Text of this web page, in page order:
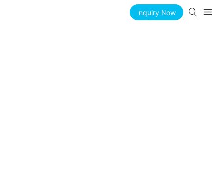
Inquiry Now